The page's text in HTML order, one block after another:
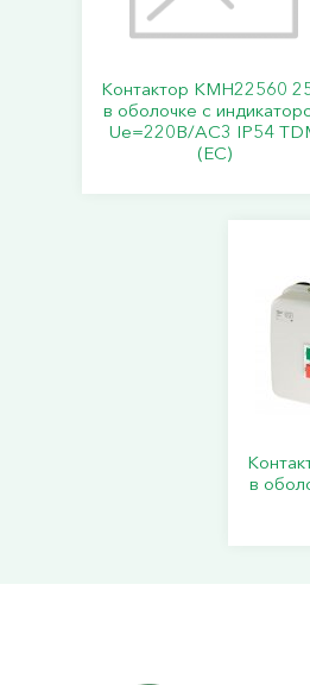
Контактор КМН22560
в оболочке с
Ue=220В/АС3 IP54
(ЕС)
в